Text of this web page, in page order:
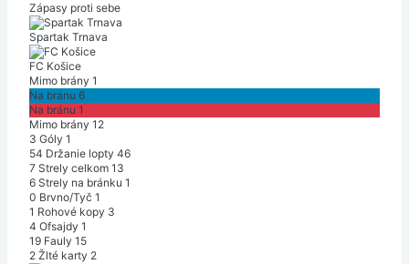
Zápasy proti sebe
Spartak Trnava
FC Košice
Mimo brány 1
Na bránu 6
Na bránu 1
Mimo brány 12
3 Góly 1
54 Držanie lopty 46
7 Strely celkom 13
6 Strely na bránku 1
0 Brvno/Tyč 1
1 Rohové kopy 3
4 Ofsajdy 1
19 Fauly 15
2 Žlté karty 2